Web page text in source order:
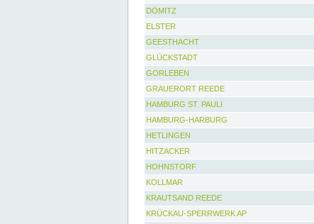
DÖMITZ
ELSTER
GEESTHACHT
GLÜCKSTADT
GORLEBEN
GRAUERORT REEDE
HAMBURG ST. PAULI
HAMBURG-HARBURG
HETLINGEN
HITZACKER
HOHNSTORF
KOLLMAR
KRAUTSAND REEDE
KRÜCKAU-SPERRWERK AP